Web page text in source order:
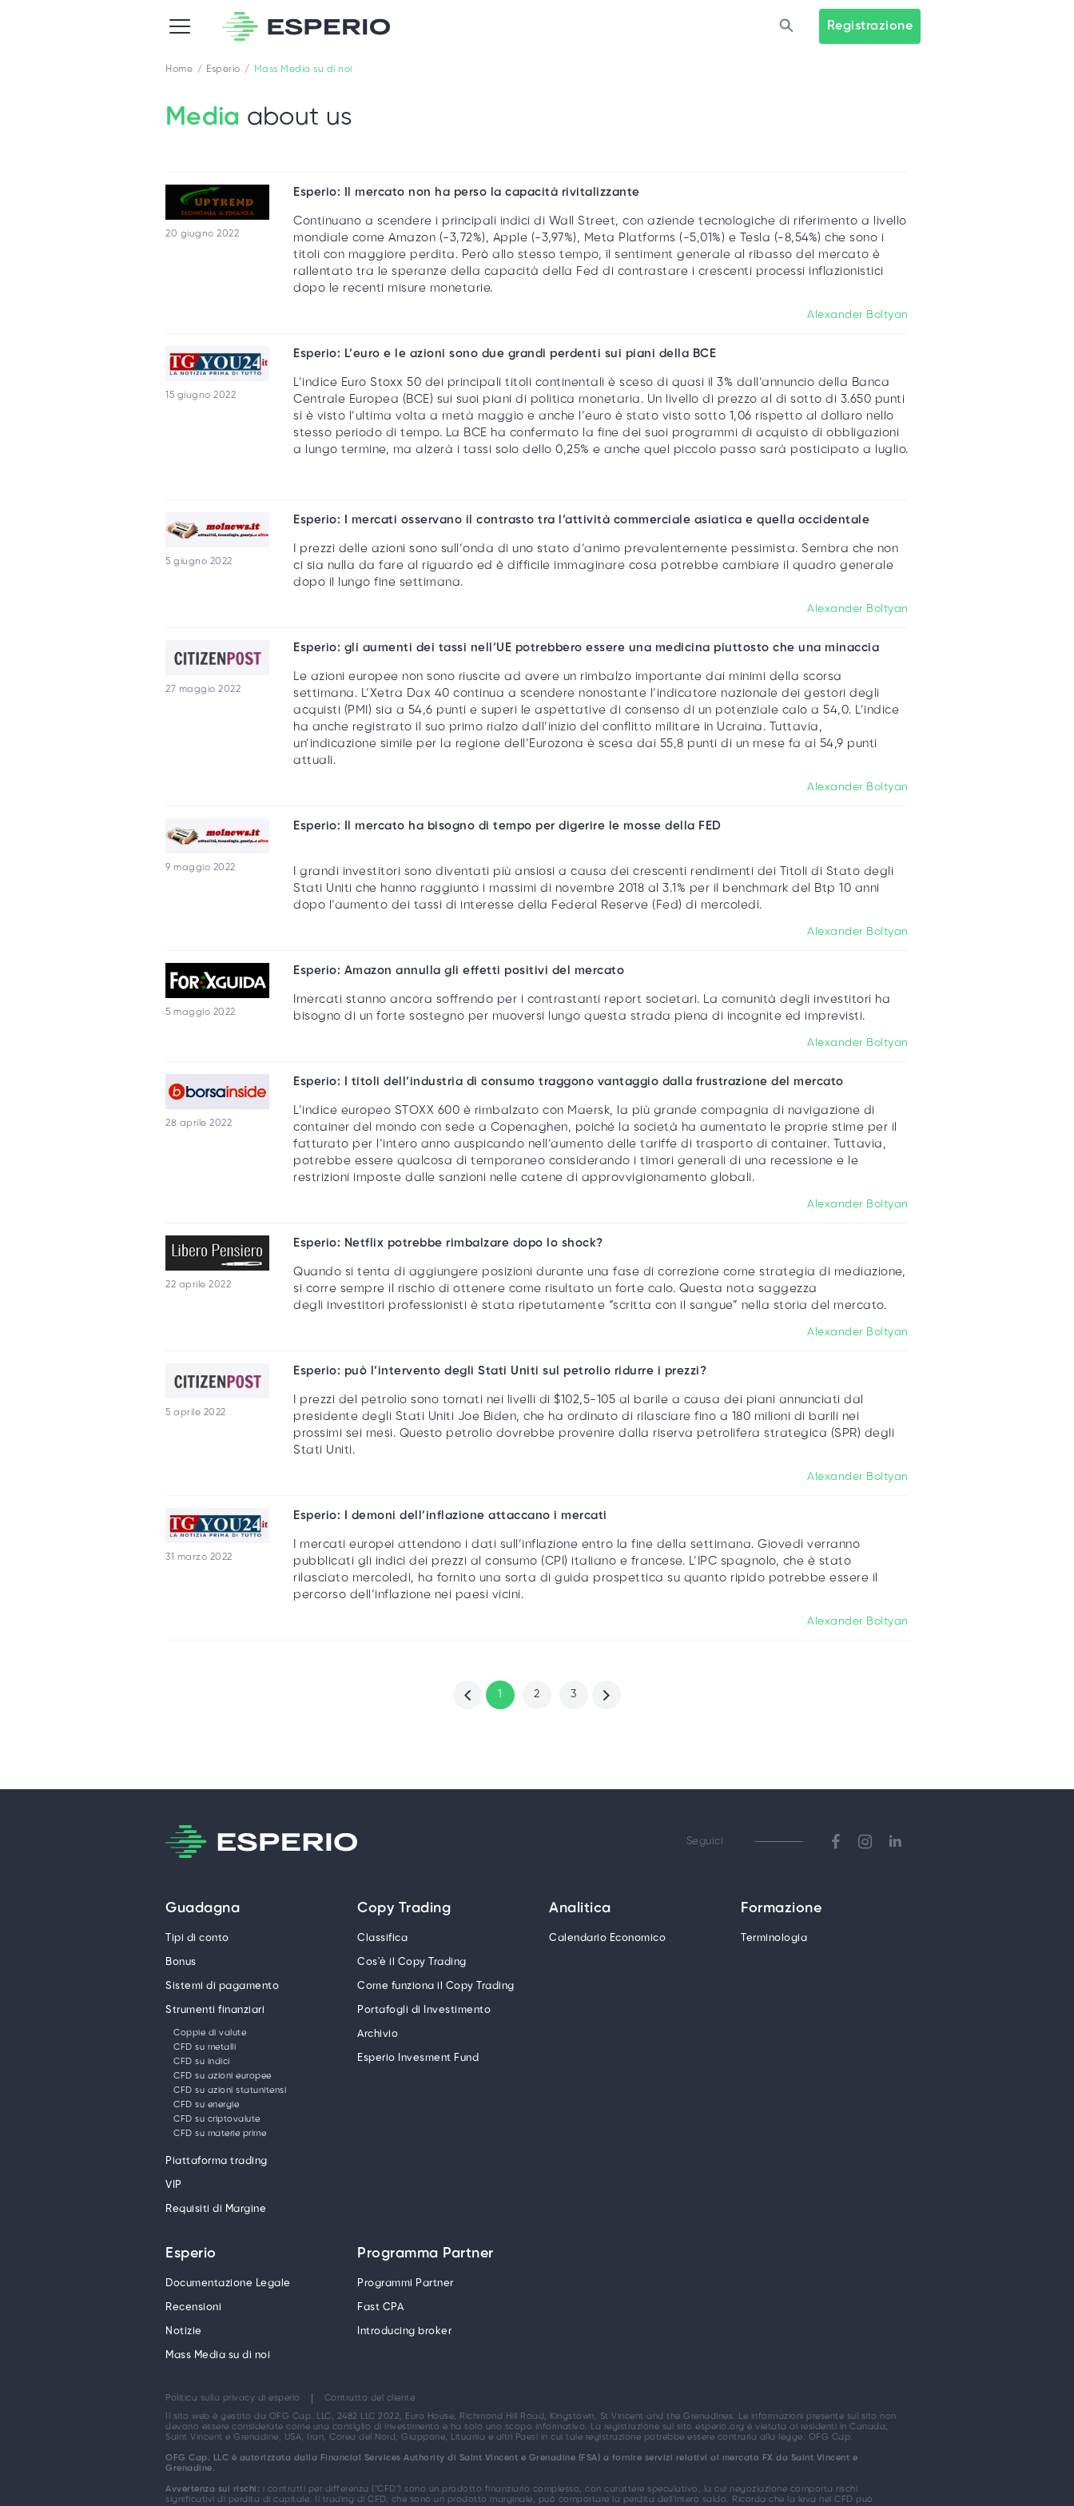
Registrazione
Home Esperio Mass Media su di noi
Media about us
20 giugno 2022
Esperio: Il mercato non ha perso la capacità rivitalizzante
Continuano a scendere i principali indici di Wall Street, con aziende tecnologiche di riferimento a livello
mondiale come Amazon (-3,72%), Apple (-3,97%), Meta Platforms (-5,01%) e Tesla (-8,54%) che sono i
titoli con maggiore perdita. Però allo stesso tempo, il sentiment generale al ribasso del mercato è
rallentato tra le speranze della capacità della Fed di contrastare i crescenti processi inflazionistici
dopo le recenti misure monetarie.
Alexander Boltyan
15 giugno 2022
Esperio: L’euro e le azioni sono due grandi perdenti sui piani della BCE
L’indice Euro Stoxx 50 dei principali titoli continentali è sceso di quasi il 3% dall’annuncio della Banca
Centrale Europea (BCE) sui suoi piani di politica monetaria. Un livello di prezzo al di sotto di 3.650 punti
si è visto l’ultima volta a metà maggio e anche l’euro è stato visto sotto 1,06 rispetto al dollaro nello
stesso periodo di tempo. La BCE ha confermato la fine dei suoi programmi di acquisto di obbligazioni
a lungo termine, ma alzerà i tassi solo dello 0,25% e anche quel piccolo passo sarà posticipato a luglio.
5 giugno 2022
Esperio: I mercati osservano il contrasto tra l’attività commerciale asiatica e quella occidentale
I prezzi delle azioni sono sull’onda di uno stato d’animo prevalentemente pessimista. Sembra che non
ci sia nulla da fare al riguardo ed è difficile immaginare cosa potrebbe cambiare il quadro generale
dopo il lungo fine settimana.
Alexander Boltyan
27 maggio 2022
Esperio: gli aumenti dei tassi nell’UE potrebbero essere una medicina piuttosto che una minaccia
Le azioni europee non sono riuscite ad avere un rimbalzo importante dai minimi della scorsa
settimana. L’Xetra Dax 40 continua a scendere nonostante l’indicatore nazionale dei gestori degli
acquisti (PMI) sia a 54,6 punti e superi le aspettative di consenso di un potenziale calo a 54,0. L’indice
ha anche registrato il suo primo rialzo dall’inizio del conflitto militare in Ucraina. Tuttavia,
un’indicazione simile per la regione dell’Eurozona è scesa dai 55,8 punti di un mese fa ai 54,9 punti
attuali.
Alexander Boltyan
9 maggio 2022
Esperio: Il mercato ha bisogno di tempo per digerire le mosse della FED
I grandi investitori sono diventati più ansiosi a causa dei crescenti rendimenti dei Titoli di Stato degli
Stati Uniti che hanno raggiunto i massimi di novembre 2018 al 3.1% per il benchmark del Btp 10 anni
dopo l’aumento dei tassi di interesse della Federal Reserve (Fed) di mercoledì.
Alexander Boltyan
5 maggio 2022
Esperio: Amazon annulla gli effetti positivi del mercato
Imercati stanno ancora soffrendo per i contrastanti report societari. La comunità degli investitori ha
bisogno di un forte sostegno per muoversi lungo questa strada piena di incognite ed imprevisti.
Alexander Boltyan
28 aprile 2022
Esperio: I titoli dell’industria di consumo traggono vantaggio dalla frustrazione del mercato
L’indice europeo STOXX 600 è rimbalzato con Maersk, la più grande compagnia di navigazione di
container del mondo con sede a Copenaghen, poiché la società ha aumentato le proprie stime per il
fatturato per l’intero anno auspicando nell’aumento delle tariffe di trasporto di container. Tuttavia,
potrebbe essere qualcosa di temporaneo considerando i timori generali di una recessione e le
restrizioni imposte dalle sanzioni nelle catene di approvvigionamento globali.
Alexander Boltyan
22 aprile 2022
Esperio: Netflix potrebbe rimbalzare dopo lo shock?
Quando si tenta di aggiungere posizioni durante una fase di correzione come strategia di mediazione,
si corre sempre il rischio di ottenere come risultato un forte calo. Questa nota saggezza
degli investitori professionisti è stata ripetutamente “scritta con il sangue” nella storia del mercato.
Alexander Boltyan
5 aprile 2022
Esperio: può l’intervento degli Stati Uniti sul petrolio ridurre i prezzi?
I prezzi del petrolio sono tornati nei livelli di $102,5-105 al barile a causa dei piani annunciati dal
presidente degli Stati Uniti Joe Biden, che ha ordinato di rilasciare fino a 180 milioni di barili nei
prossimi sei mesi. Questo petrolio dovrebbe provenire dalla riserva petrolifera strategica (SPR) degli
Stati Uniti.
Alexander Boltyan
31 marzo 2022
Esperio: I demoni dell’inflazione attaccano i mercati
I mercati europei attendono i dati sull’inflazione entro la fine della settimana. Giovedì verranno
pubblicati gli indici dei prezzi al consumo (CPI) italiano e francese. L’IPC spagnolo, che è stato
rilasciato mercoledì, ha fornito una sorta di guida prospettica su quanto ripido potrebbe essere il
percorso dell’inflazione nei paesi vicini.
Alexander Boltyan
1 2 3
Seguici
Guadagna
Tipi di conto
Bonus
Sistemi di pagamento
Strumenti finanziari
Coppie di valute
CFD su metalli
CFD su indici
CFD su azioni europee
CFD su azioni statunitensi
CFD su energie
CFD su criptovalute
CFD su materie prime
Piattaforma trading
VIP
Requisiti di Margine
Copy Trading
Classifica
Cos'è il Copy Trading
Come funziona il Copy Trading
Portafogli di Investimento
Archivio
Esperio Invesment Fund
Analitica
Calendario Economico
Formazione
Terminologia
Esperio
Documentazione Legale
Recensioni
Notizie
Mass Media su di noi
Programma Partner
Programmi Partner
Fast CPA
Introducing broker
Politica sulla privacy di esperio
Contratto del cliente
Il sito web è gestito da OFG Cap. LLC, 2482 LLC 2022, Euro House, Richmond Hill Road, Kingstown, St Vincent and the Grenadines. Le informazioni presente sul sito non
devono essere considerate come una consiglio di investimento e ha solo uno scopo informativo. La registrazione sul sito esperio.org è vietata ai residenti in Canada,
Saint Vincent e Grenadine, USA, Iran, Corea del Nord, Giappone, Lituania e altri Paesi in cui tale registrazione potrebbe essere contraria alla legge. OFG Cap.
OFG Cap. LLC è autorizzata dalla Financial Services Authority di Saint Vincent e Grenadine (FSA) a fornire servizi relativi al mercato FX da Saint Vincent e
Grenadine.
Avvertenza sui rischi: i contratti per differenza ("CFD") sono un prodotto finanziario complesso, con carattere speculativo, la cui negoziazione comporta rischi
significativi di perdita di capitale. Il trading di CFD, che sono un prodotto marginale, può comportare la perdita dell'intero saldo. Ricorda che la leva nei CFD può